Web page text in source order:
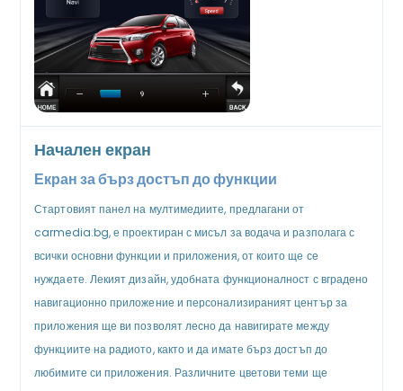
Начален екран
Екран за бърз достъп до функции
Стартовият панел на мултимедиите, предлагани от
carmedia.bg, е проектиран с мисъл за водача и разполага с
всички основни функции и приложения, от които ще се
нуждаете. Лекият дизайн, удобната функционалност с вградено
навигационно приложение и персонализираният център за
приложения ще ви позволят лесно да навигирате между
функциите на радиото, както и да имате бърз достъп до
любимите си приложения. Различните цветови теми ще